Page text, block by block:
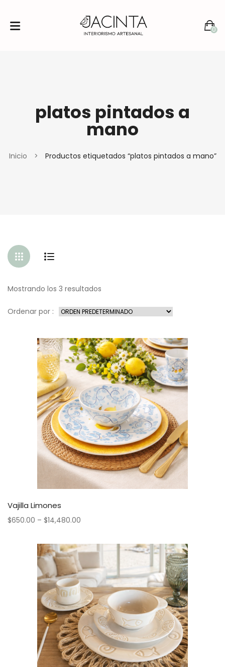
0
platos pintados a
mano
Inicio > Productos etiquetados “platos pintados a mano”
Mostrando los 3 resultados
Ordenar por :
Vajilla Limones
$650.00 – $14,480.00